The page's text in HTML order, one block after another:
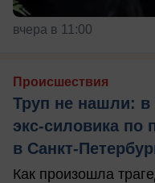
вчера в 11:00
Происшествия
Труп не нашли: в
экс-силовика по
в Санкт-
Как произошла